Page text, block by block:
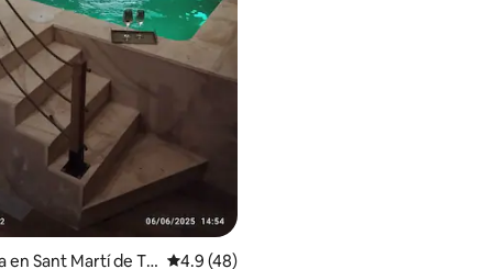
en Sant Martí de To
Calificación promedio: 4.9 de 5; 48
4.9 (48)